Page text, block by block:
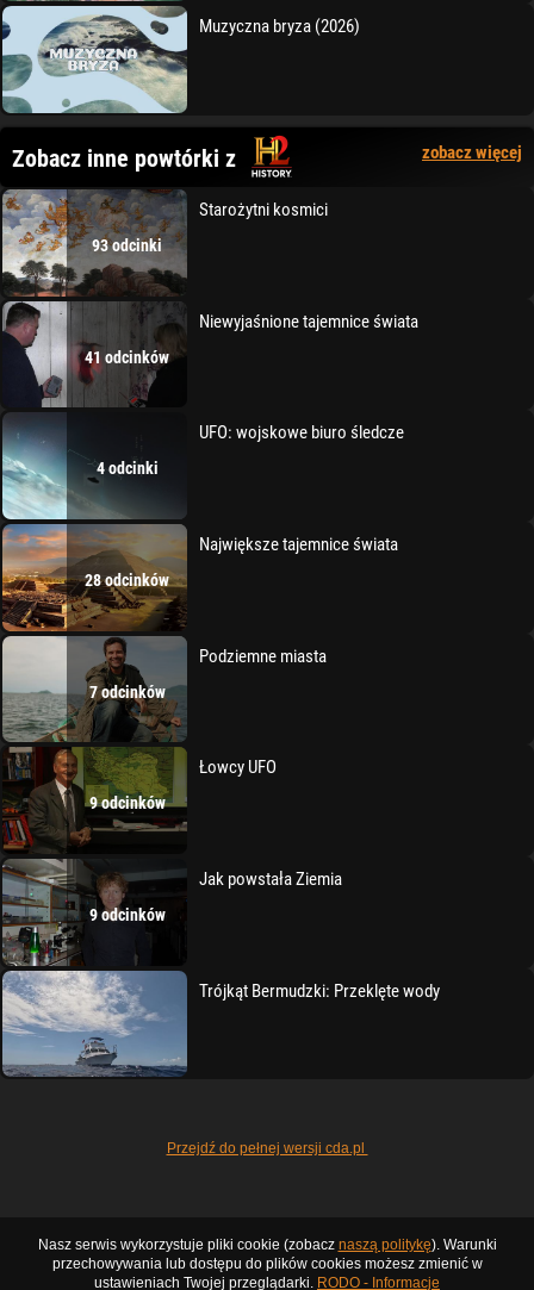
Muzyczna bryza (2026)
Zobacz inne powtórki z zobacz więcej
93 odcinki
Starożytni kosmici
41 odcinków
Niewyjaśnione tajemnice świata
4 odcinki
UFO: wojskowe biuro śledcze
28 odcinków
Największe tajemnice świata
7 odcinków
Podziemne miasta
9 odcinków
Łowcy UFO
9 odcinków
Jak powstała Ziemia
Trójkąt Bermudzki: Przeklęte wody
Przejdź do pełnej wersji cda.pl
Nasz serwis wykorzystuje pliki cookie (zobacz naszą politykę). Warunki
przechowywania lub dostępu do plików cookies możesz zmienić w
ustawieniach Twojej przeglądarki. RODO - Informacje